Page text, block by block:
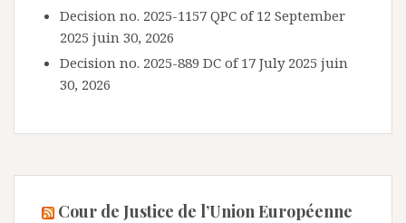
Decision no. 2025-1157 QPC of 12 September
2025 juin 30, 2026
Decision no. 2025-889 DC of 17 July 2025 juin
30, 2026
Cour de Justice de l’Union Européenne